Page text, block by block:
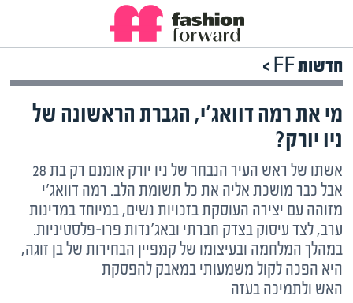
חדשות FF >
מי את רמה דוואג'י, הגברת הראשונה של
ניו יורק?
אשתו של ראש העיר הנבחר של ניו יורק אומנם רק בת 28
אבל כבר מושכת אליה את כל תשומת הלב. רמה דוואג'י
מזוהה עם יצירה העוסקת בזכויות נשים, במיוחד במדינות
ערב, לצד עיסוק בצדק חברתי ובאג'נדות פרו-פלסטיניות.
במהלך המלחמה ובעיצומו של קמפיין הבחירות של בן זוגה,
היא הפכה לקול משמעותי במאבק להפסקת
האש ולתמיכה בעזה